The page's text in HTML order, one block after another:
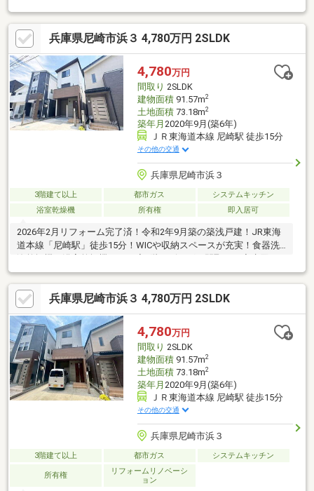
（ガラストップコンロ、水栓取替、食洗機入替等）・トップコー
ト（2、3Fバルコニー）・高圧洗浄（アプローチ、駐車場）・ハ
ウスクリーニング【周辺施設】浜小学校：徒歩5分小田北中学校：
徒歩17分フレッシュコア：徒歩7分セブンイレブン尼崎浜3丁目
店：徒歩3分ニシイチ薬局アミング潮江店：徒歩7分尼崎次屋郵便
局：徒歩7分りそな銀行尼崎北支店：徒歩6分皆様からのご連絡を
心よりお待ちしております。
兵庫県尼崎市浜３ 4,780万円 2SLDK
4,780万円
間取り 2SLDK
建物面積91.57m2
土地面積73.18m2
築年月 2020年9月(築6年)
ＪＲ東海道本線 尼崎駅 徒歩15分
その他の交通
兵庫県尼崎市浜３
3階建て以上 都市ガス
システムキッチン
浴室乾燥機
所有権 即入居可
2026年2月リフォーム完了済！令和2年9月築の築浅戸建！JR東海
道本線「尼崎駅」徒歩15分！WICや収納スペースが充実！食器洗
は2階に集約で快適！◇『浜小学校』から徒歩5分で子育てに適し
た住環境！【リフォーム内容】2026年2月クロス張替（1階トイレ
以外全て）、ハウスクリーニング、キッチン（扉等ダイノックシ
ート張り・ガラストップコンロに入替・水栓取替・食器洗浄機入
替）、トップコート塗布（2階・3階バルコニー）、高圧洗浄（ア
プローチ・駐車スペース）【弊社の特徴について】■お車でのご
来場も可能です。
兵庫県尼崎市浜３ 4,780万円 2SLDK
4,780万円
間取り 2SLDK
建物面積91.57m2
土地面積73.18m2
築年月 2020年9月(築6年)
ＪＲ東海道本線 尼崎駅 徒歩15分
その他の交通
兵庫県尼崎市浜３
3階建て以上 都市ガス システムキッチン
所有権
リフォームリノベーシ
ョン